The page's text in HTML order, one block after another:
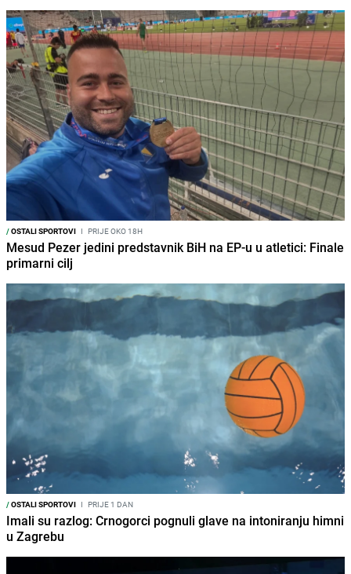
/OSTALI SPORTOVI I PRIJE OKO 18H
Mesud Pezer jedini predstavnik BiH na EP-u u atletici: Finale
primarni cilj
/OSTALI SPORTOVI I PRIJE 1 DAN
Imali su razlog: Crnogorci pognuli glave na intoniranju himni
u Zagrebu